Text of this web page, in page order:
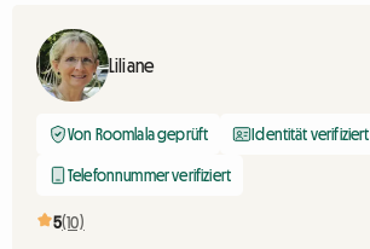
Liliane
Von Roomlala geprüft Identität verifiziert
Telefonnummer verifiziert
5(10)